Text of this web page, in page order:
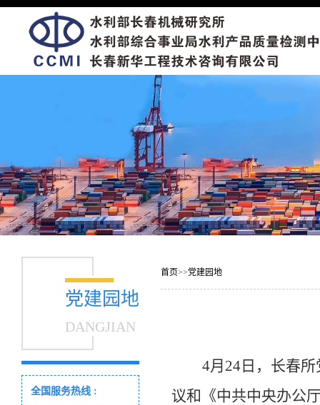
党建园地
DANGJIAN
全国服务热线 :
首页>>党建园地
4月24日，长春
议和《中共中央办公